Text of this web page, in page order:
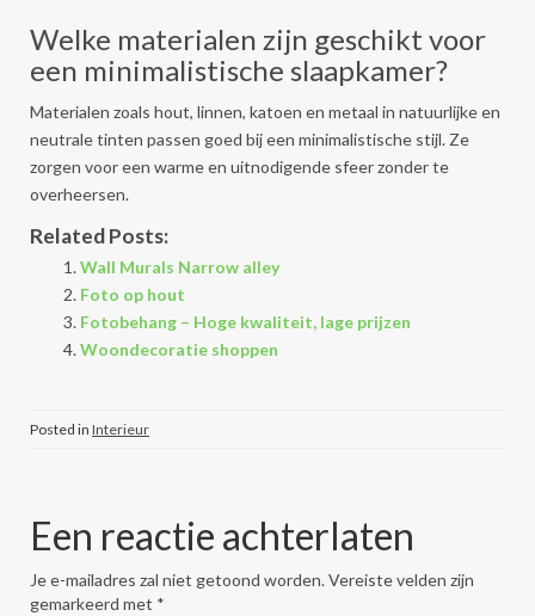
Welke materialen zijn geschikt voor
een minimalistische slaapkamer?
Materialen zoals hout, linnen, katoen en metaal in natuurlijke en
neutrale tinten passen goed bij een minimalistische stijl. Ze
zorgen voor een warme en uitnodigende sfeer zonder te
overheersen.
Related Posts:
Wall Murals Narrow alley
Foto op hout
Fotobehang – Hoge kwaliteit, lage prijzen
Woondecoratie shoppen
Posted in Interieur
Een reactie achterlaten
Je e-mailadres zal niet getoond worden.Vereiste velden zijn
gemarkeerd met *